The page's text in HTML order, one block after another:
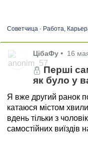
Советчица- Работа,
ЦібаФу • 16
Перші
як було у
Я вже другий ранок
катаюся містом
вдень тільки з
самостійних виїздів